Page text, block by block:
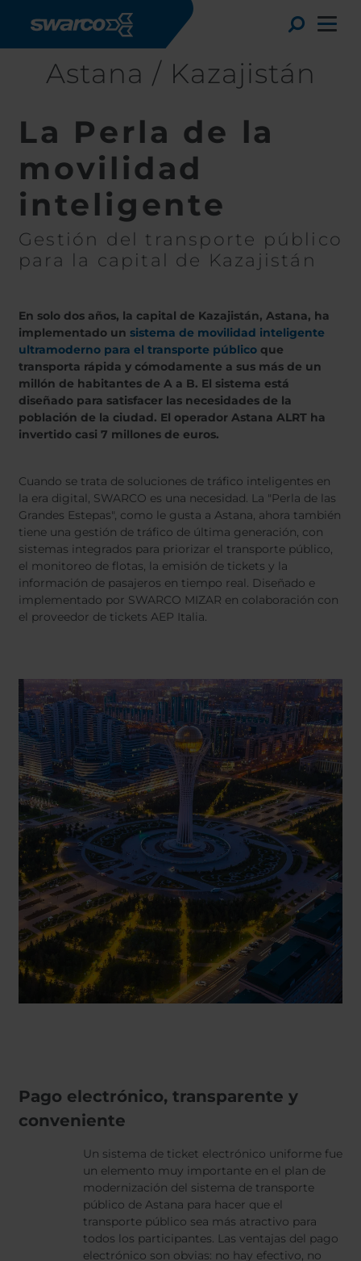
Toggle
English
Africa
Albania
Austria
Armenia
Belgium
Bulgaria
Chile
Czech Republic
Finland
France
Germany
Jamaica
Latvia
Moldavia
Netherlands
Norway
Romania
Slovenia
Spain
Switzerland
Turkey
Kosovo
Ukraine
United States of
world
Astana / Kazajistán
La Perla de la
movilidad
inteligente
Gestión del transporte público
para la capital de Kazajistán
En solo dos años, la capital de Kazajistán, Astana, ha
implementado un sistema de movilidad inteligente
ultramoderno para el transporte público que
transporta rápida y cómodamente a sus más de un
millón de habitantes de A a B. El sistema está
diseñado para satisfacer las necesidades de la
población de la ciudad. El operador Astana ALRT ha
invertido casi 7 millones de euros.
Cuando se trata de soluciones de tráfico inteligentes en
la era digital, SWARCO es una necesidad. La "Perla de las
Grandes Estepas", como le gusta a Astana, ahora también
tiene una gestión de tráfico de última generación, con
sistemas integrados para priorizar el transporte público,
el monitoreo de flotas, la emisión de tickets y la
información de pasajeros en tiempo real. Diseñado e
implementado por SWARCO MIZAR en colaboración con
el proveedor de tickets AEP Italia.
Pago electrónico, transparente y
conveniente
Un sistema de ticket electrónico uniforme fue
un elemento muy importante en el plan de
modernización del sistema de transporte
público de Astana para hacer que el
transporte público sea más atractivo para
todos los participantes. Las ventajas del pago
electrónico son obvias: no hay efectivo, no